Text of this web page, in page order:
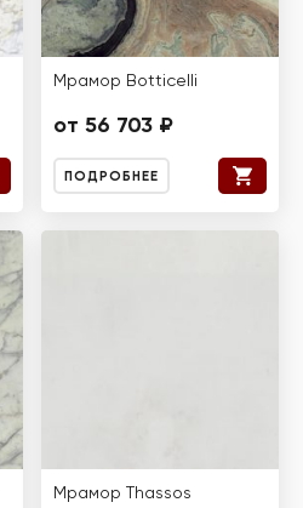
Мрамор Botticelli
от 56 703 ₽
ПОДРОБНЕЕ
Мрамор Thassos